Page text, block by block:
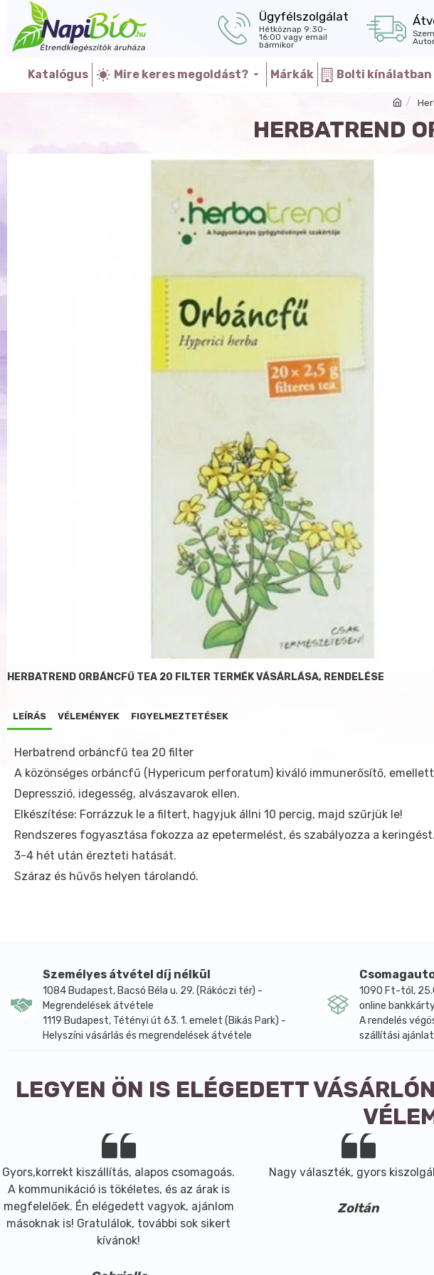
Ügyfélszolgálat
Hétköznap 9:30-
16:00 vagy email
bármikor
Katalógus Mire keres megoldást? Márkák Bolti kínálatban
HERBATREND
HERBATREND ORBÁNCFŰ TEA 20 FILTER TERMÉK VÁSÁRLÁSA, RENDELÉSE
LEÍRÁS VÉLEMÉNYEK FIGYELMEZTETÉSEK
Herbatrend orbáncfű tea 20 filter
A közönséges orbáncfű (Hypericum perforatum) kiváló immunerősítő,
Depresszió, idegesség, alvászavarok ellen.
Elkészítése: Forrázzuk le a filtert, hagyjuk állni 10 percig, majd szűrjük le!
Rendszeres fogyasztása fokozza az epetermelést, és szabályozza a keringést.
3-4 hét után érezteti hatását.
Száraz és hűvős helyen tárolandó.
Személyes átvétel díj nélkül
1084 Budapest, Bacsó Béla u. 29. (Rákóczi tér) -
Megrendelések átvétele
1119 Budapest, Tétényi út 63. 1. emelet (Bikás Park) -
Helyszíni vásárlás és megrendelések átvétele
1090 Ft-tól,
online
A rendelés
szállítási
LEGYEN ÖN IS ELÉGEDETT
Gyors,korrekt kiszállítás, alapos csomagoás.
A kommunikáció is tökéletes, és az árak is
megfelelőek. Én elégedett vagyok, ajánlom
másoknak is! Gratulálok, további sok sikert
kívánok!
Nagy választék, gyors
Zoltán